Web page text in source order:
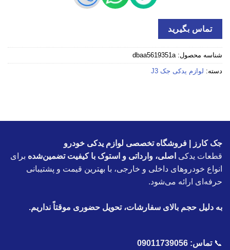
تماس بگیرید
شناسه محصول: dbaa5619351a
دسته: لوازم یدکی جک J3
جک کارز | فروشگاه تخصصی لوازم یدکی خودرو
قطعات یدکی اصلی، وارداتی و استوک با کیفیت تضمین‌شده برای
انواع خودروهای داخلی و خارجی، با بهترین قیمت و پشتیبانی
حرفه‌ای ارائه می‌شود.
به دلیل حجم بالای سفارشات، تحویل حضوری موقتاً نداریم.
📞تماس: 09011739056